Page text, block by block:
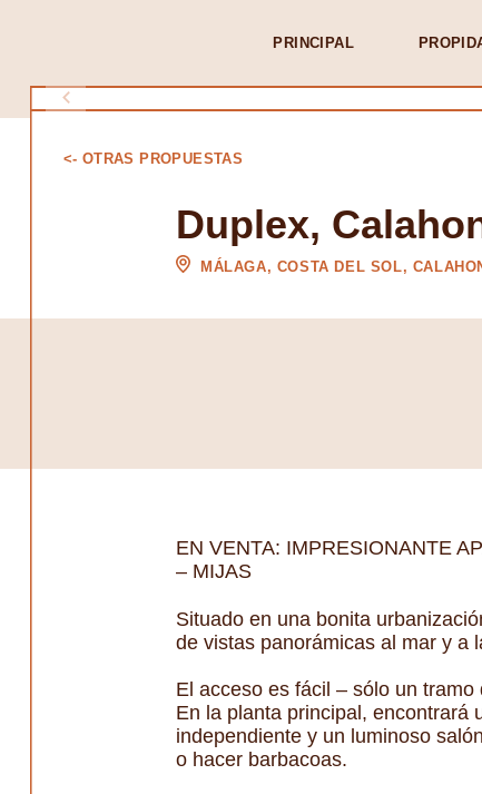
PRINCIPAL
<- OTRAS PROPUESTAS
Duplex,
MÁLAGA, COSTA DEL SOL,
EN VENTA: IMPRESIONANTE
– MIJAS
Situado en una bonita
de vistas panorámicas al mar y a
El acceso es fácil – sólo un
En la planta principal, encontrará
independiente y un luminoso
o hacer barbacoas.